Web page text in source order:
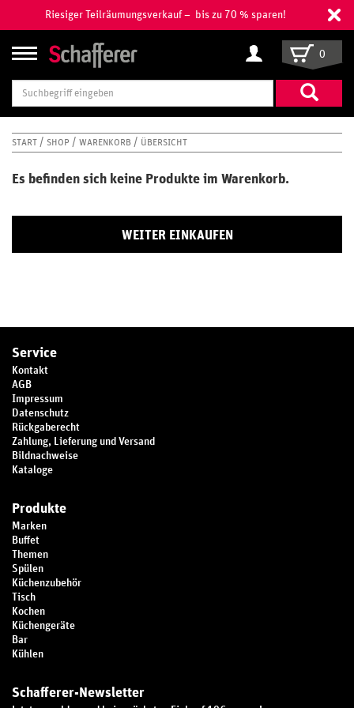
Riesiger Teilräumungsverkauf – bis zu 70 % sparen!
Suchbegriff
eingeben
0
START SHOP WARENKORB ÜBERSICHT
Es befinden sich keine Produkte im Warenkorb.
WEITER EINKAUFEN
Service
Kontakt
AGB
Impressum
Datenschutz
Rückgaberecht
Zahlung, Lieferung und Versand
Bildnachweise
Kataloge
Produkte
Marken
Buffet
Themen
Spülen
Küchenzubehör
Tisch
Kochen
Küchengeräte
Bar
Kühlen
Schafferer-Newsletter